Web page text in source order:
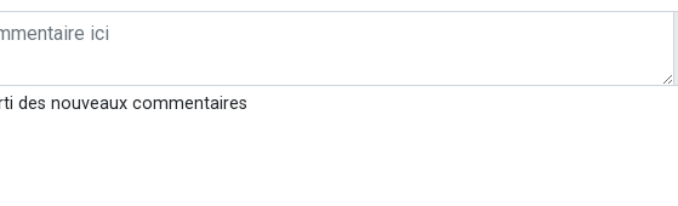
des nouveaux commentaires